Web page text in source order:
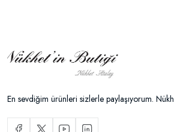
En sevdiğim ürünleri sizlerle paylaşıyorum.